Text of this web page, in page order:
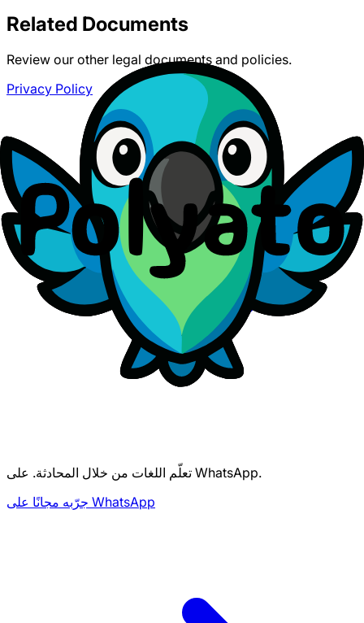
Related Documents
Review our other legal documents and policies.
Privacy Policy
تعلّم اللغات من خلال المحادثة. على WhatsApp.
جرّبه مجانًا على WhatsApp